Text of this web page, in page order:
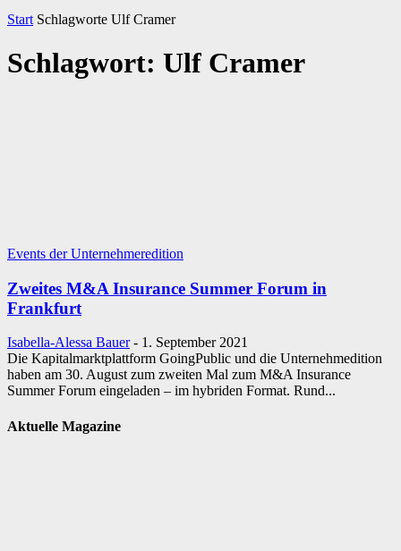
Start Schlagworte Ulf Cramer
Schlagwort: Ulf Cramer
Events der Unternehmeredition
Zweites M&A Insurance Summer Forum in
Frankfurt
Isabella-Alessa Bauer - 1. September 2021
Die Kapitalmarktplattform GoingPublic und die Unternehmedition
haben am 30. August zum zweiten Mal zum M&A Insurance
Summer Forum eingeladen – im hybriden Format. Rund...
Aktuelle Magazine